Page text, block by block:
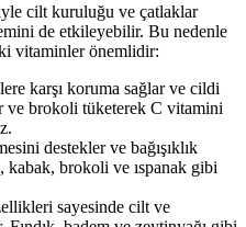
cilt kuruluğu ve çatlaklar
de etkileyebilir. Bu nedenle
vitaminler önemlidir:
karşı koruma sağlar ve cildi
ve brokoli tüketerek C vitamini
destekler ve bağışıklık
brokoli ve ıspanak gibi
sayesinde cilt ve